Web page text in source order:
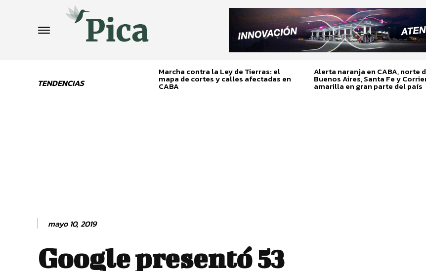
TENDENCIAS
Marcha contra la Ley de Tierras: el
mapa de cortes y calles afectadas en
CABA
Alerta naranja en CABA, norte
Buenos Aires, Santa Fe y
amarilla en gran parte del país
mayo 10, 2019
Google presentó 53